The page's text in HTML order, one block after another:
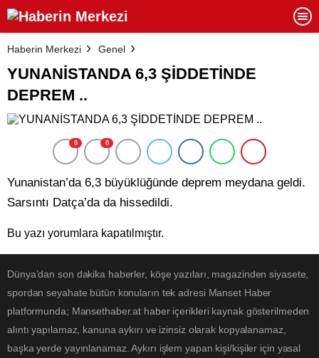
Haberin Merkezi Genel
YUNANİSTANDA 6,3 ŞİDDETİNDE
DEPREM ..
0 0
Yunanistan’da 6,3 büyüklüğünde deprem meydana geldi.
Sarsıntı Datça’da da hissedildi.
Bu yazı yorumlara kapatılmıştır.
Dünya’dan son dakika haberler, köşe yazıları, magazinden siyasete,
spordan seyahate bütün konuların tek adresi Manset Haber
platformunda; Mansethaber.at haber içerikleri kaynak gösterilmeden
alıntı yapılamaz, kanuna aykırı ve izinsiz olarak kopyalanamaz,
başka yerde yayınlanamaz. Aykırı işlem yapan kişi/kişiler için yasal